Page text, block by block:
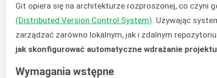
Git opiera się na architekturze rozproszonej, co czyni
(Distributed Version Control System). Używając
zarządzać zarówno lokalnym, jak i zdalnym
jak skonfigurować automatyczne wdrażanie
Wymagania wstępne